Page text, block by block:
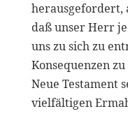
herausgefordert,
daß unser Herr
uns zu sich zu
Konsequenzen
Neue Testament
vielfältigen